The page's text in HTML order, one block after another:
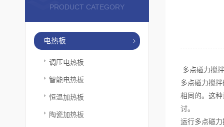
PRODUCT CATEGORY
电热板
调压电热板
智能电热板
恒温加热板
陶瓷加热板
多点磁力搅
多点磁力搅
相同的。这
讨。
运行多点磁